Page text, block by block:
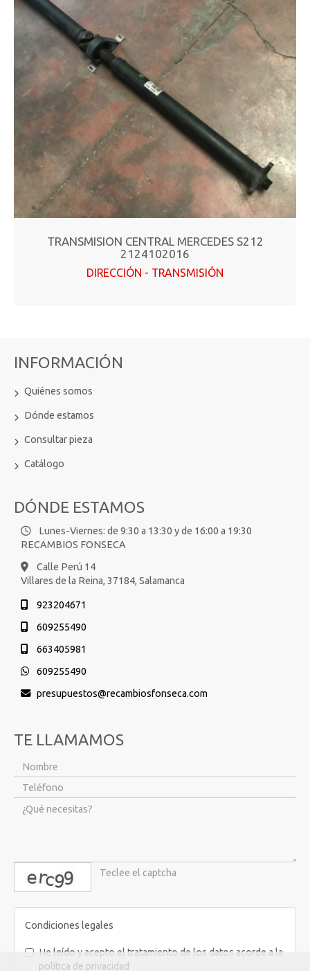
TRANSMISION CENTRAL MERCEDES S212
2124102016
DIRECCIÓN - TRANSMISIÓN
INFORMACIÓN
Quiénes somos
Dónde estamos
Consultar pieza
Catálogo
DÓNDE ESTAMOS
Lunes-Viernes: de 9:30 a 13:30 y de 16:00 a 19:30
RECAMBIOS FONSECA
Calle Perú 14
Villares de la Reina, 37184, Salamanca
923204671
609255490
663405981
609255490
presupuestos
recambiosfonseca.com
TE LLAMAMOS
captcha
Condiciones legales
He leído y acepto el tratamiento de los datos acorde a la
política de privacidad